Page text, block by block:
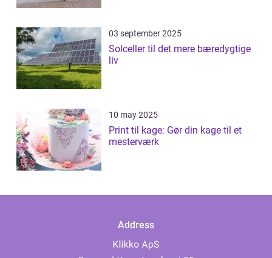
03 september 2025
Solceller til det mere bæredygtige
liv
10 may 2025
Print til kage: Gør din kage til et
mesterværk
Address